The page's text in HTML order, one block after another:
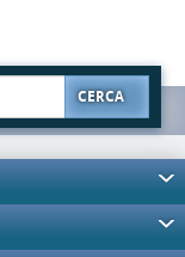
CERCA